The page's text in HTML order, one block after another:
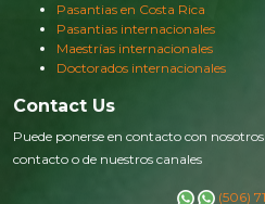
Pasantias en Costa Rica
Pasantias internacionales
Maestrías internacionales
Doctorados internacionales
Contact Us
Puede ponerse en contacto con
contacto o de nuestros canales
(506)